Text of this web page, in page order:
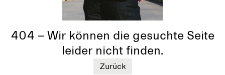
404 – Wir können die gesuchte Seite
leider nicht finden.
Zurück